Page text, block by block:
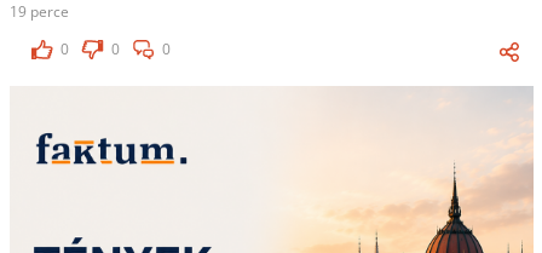
19 perce
0
0 0